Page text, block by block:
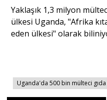
Yaklaşık 1,3 milyon
ülkesi Uganda, "Afrika
eden ülkesi" olarak
Uganda'da 500 bin mülteci gıda